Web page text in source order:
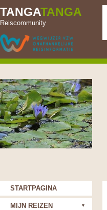
TANGATANGA
Reiscommunity
STARTPAGINA
MIJN REIZEN